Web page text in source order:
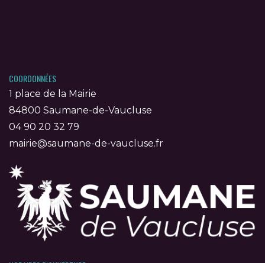
COORDONNÉES
1 place de la Mairie
84800 Saumane-de-Vaucluse
04 90 20 32 79
mairie@saumane-de-vaucluse.fr